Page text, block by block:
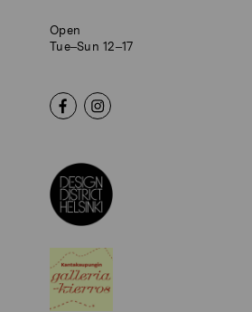
Open
Tue–Sun 12–17